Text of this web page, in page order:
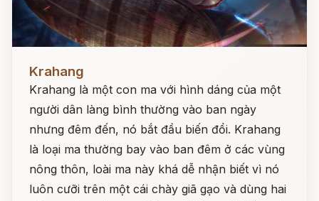
Krahang
Krahang là một con ma với hình dáng của một
người dân làng bình thường vào ban ngày
nhưng đêm đến, nó bắt đầu biến đổi. Krahang
là loại ma thường bay vào ban đêm ở các vùng
nông thôn, loài ma này khá dễ nhận biết vì nó
luôn cưỡi trên một cái chày giã gạo và dùng hai